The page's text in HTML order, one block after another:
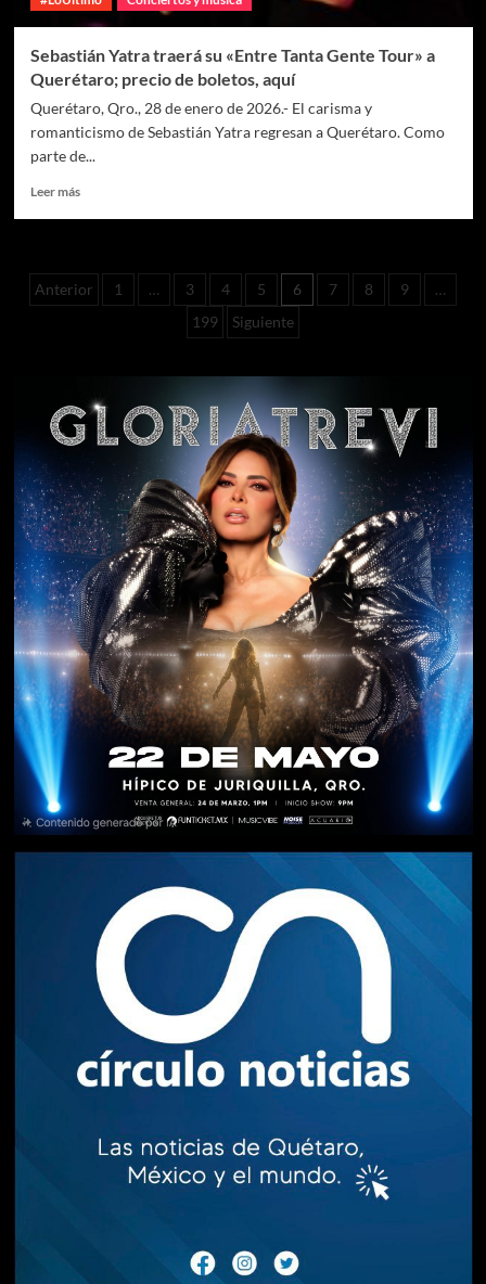
Sebastián Yatra traerá su «Entre Tanta Gente Tour» a
Querétaro; precio de boletos, aquí
Querétaro, Qro., 28 de enero de 2026.- El carisma y
romanticismo de Sebastián Yatra regresan a Querétaro. Como
parte de...
Leer más
Anterior 1 … 3 4 5 6 7 8 9
…
199
Siguiente